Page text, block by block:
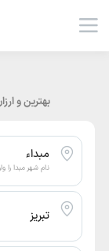
بهترین و
مبداء
نام شهر مبدا را
تبریز